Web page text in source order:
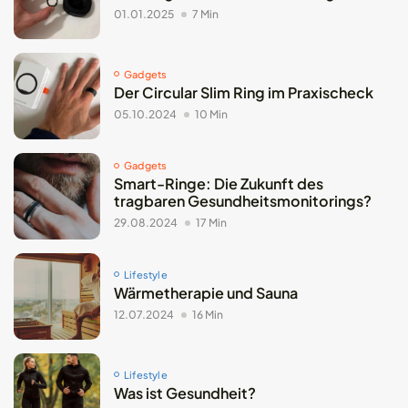
01.01.2025 7 Min
Gadgets
Der Circular Slim Ring im Praxischeck
05.10.2024 10 Min
Gadgets
Smart-Ringe: Die Zukunft des
tragbaren Gesundheitsmonitorings?
29.08.2024 17 Min
Lifestyle
Wärmetherapie und Sauna
12.07.2024 16 Min
Lifestyle
Was ist Gesundheit?